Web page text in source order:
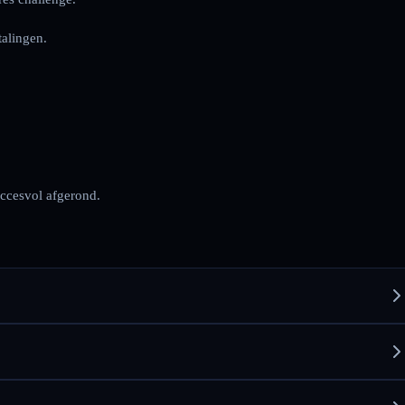
afgerond.